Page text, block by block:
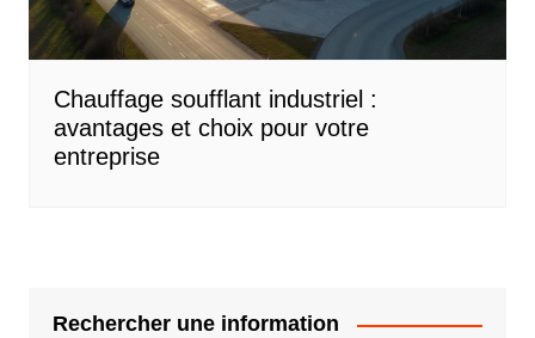
Chauffage soufflant industriel :
avantages et choix pour votre
entreprise
Rechercher une information